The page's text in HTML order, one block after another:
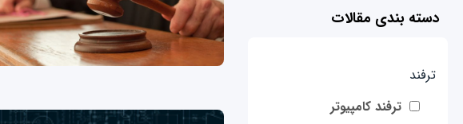
دسته بندی مقالات
ترفند
ترفند کامپیوتر